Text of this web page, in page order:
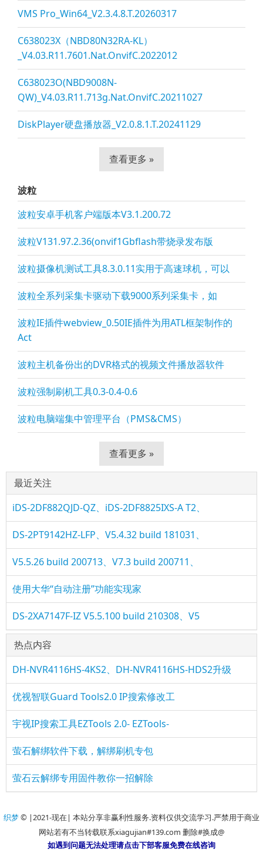
VMS Pro_Win64_V2.3.4.8.T.20260317
C638023X（NBD80N32RA-KL）
_V4.03.R11.7601.Nat.OnvifC.2022012
C638023O(NBD9008N-
QW)_V4.03.R11.713g.Nat.OnvifC.20211027
DiskPlayer硬盘播放器_V2.0.8.1.T.20241129
查看更多 »
波粒
波粒安卓手机客户端版本V3.1.200.72
波粒V131.97.2.36(onvif1Gbflash带烧录发布版
波粒摄像机测试工具8.3.0.11实用于高速球机，可以
波粒全系列采集卡驱动下载9000系列采集卡，如
波粒IE插件webview_0.50IE插件为用ATL框架制作的
Act
波粒主机备份出的DVR格式的视频文件播放器软件
波粒强制刷机工具0.3-0.4-0.6
波粒电脑端集中管理平台（PMS&CMS）
查看更多 »
最近关注
iDS-2DF882QJD-QZ、iDS-2DF8825IXS-A T2、
DS-2PT9142HZ-LFP、V5.4.32 build 181031、
V5.5.26 build 200713、V7.3 build 200711、
使用大华“自动注册”功能实现家
DS-2XA7147F-IZ V5.5.100 build 210308、V5
热点内容
DH-NVR4116HS-4KS2、DH-NVR4116HS-HDS2升级
优视智联Guard Tools2.0 IP搜索修改工
宇视IP搜索工具EZTools 2.0- EZTools-
萤石解绑软件下载，解绑刷机专包
萤石云解绑专用固件教你一招解除
织梦© |2021-现在| 本站分享非赢利性服务.资料仅供交流学习.严禁用于商业
网站若有不当转载联系xiagujian#139.com 删除#换成@
如遇到问题无法处理请点击下部客服免费在线咨询